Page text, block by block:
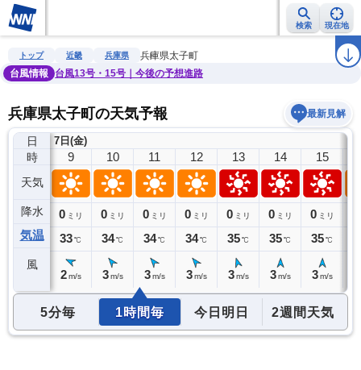
検索 現在地
雨雲レーダー 台風情報 地震情報 ラ
トップ 近畿 兵庫県
兵庫県太子町
台風情報
台風13号・15号｜今後の予想進路
兵庫県太子町の天気予報 最新見解
日
時
天気
降水
気温
風
7日(金)
8
0ミリ
31℃
9
0 ミリ
33℃
2 m/s
10
0 ミリ
34℃
3 m/s
11
0 ミリ
34℃
3 m/s
12
0 ミリ
34℃
3 m/s
13
0 ミリ
35℃
3 m/s
14
0 ミリ
35℃
3 m/s
15
0 ミリ
35℃
3 m/s
5分毎 1時間毎 今日明日 2週間天気